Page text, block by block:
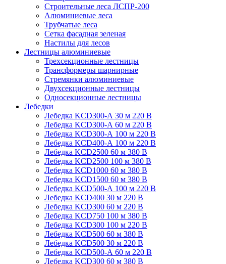
Строительные леса ЛСПР-200
Алюминиевые леса
Трубчатые леса
Сетка фасадная зеленая
Настилы для лесов
Лестницы алюминиевые
Трехсекционные лестницы
Трансформеры шарнирные
Стремянки алюминиевые
Двухсекционные лестницы
Односекционные лестницы
Лебедки
Лебедка KCD300-А 30 м 220 В
Лебедка KCD300-А 60 м 220 В
Лебедка KCD300-А 100 м 220 В
Лебедка KCD400-А 100 м 220 В
Лебедка KCD2500 60 м 380 В
Лебедка KCD2500 100 м 380 В
Лебедка KCD1000 60 м 380 В
Лебедка KCD1500 60 м 380 В
Лебедка KCD500-А 100 м 220 В
Лебедка KCD400 30 м 220 В
Лебедка KCD300 60 м 220 В
Лебедка KCD750 100 м 380 В
Лебедка KCD300 100 м 220 В
Лебедка KCD500 60 м 380 В
Лебедка KCD500 30 м 220 В
Лебедка KCD500-А 60 м 220 В
Лебедка KCD300 60 м 380 В